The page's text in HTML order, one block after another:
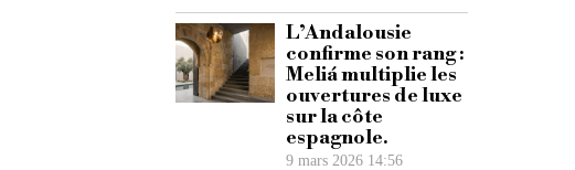
L’Andalousie
confirme son rang :
Meliá multiplie les
ouvertures de luxe
sur la côte
espagnole.
9 mars 2026 14:56